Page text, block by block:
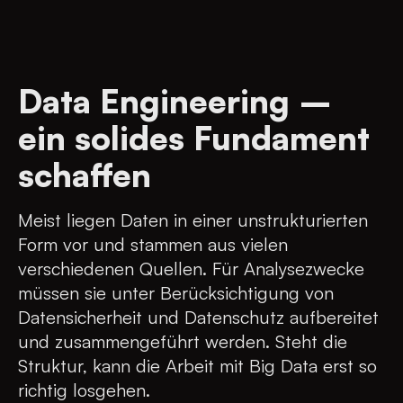
organisieren. Die Portale verringern den
Arbeitsaufwand signifikant und füttern
deinen Datenpool für Auswertungen und
Optimierungen. Heutzutage musst du nicht
raten, was deine Zielgruppe anspricht – du
kannst es messen, auswerten und deine
Ansprache schärfen. Die Nutzer*innen des
Portals können unabhängig agieren – und
beispielsweise Bestellungen eigenständig
tätigen. Kurzum: Durch die Optimierung
deines automatisierten Portals kannst du die
gewonnene Zeit für den nachhaltigen Erfolg
deines Kerngeschäftes einsetzen.
Data Engineering –
ein solides Fundament
schaffen
Meist liegen Daten in einer unstrukturierten
Form vor und stammen aus vielen
verschiedenen Quellen. Für Analysezwecke
müssen sie unter Berücksichtigung von
Datensicherheit und Datenschutz aufbereitet
und zusammengeführt werden. Steht die
Struktur, kann die Arbeit mit Big Data erst so
richtig losgehen.